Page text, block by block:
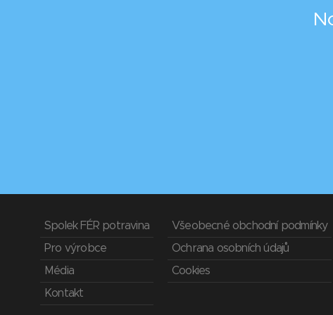
Spolek FÉR potravina
Pro výrobce
Média
Kontakt
Všeobecné obchodní podmínky
Ochrana osobních údajů
Cookies